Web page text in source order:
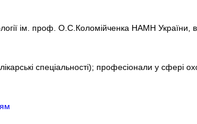
ім. проф. О.С.Коломійченка НАМН України,
лікарські спеціальності); професіонали у сфері